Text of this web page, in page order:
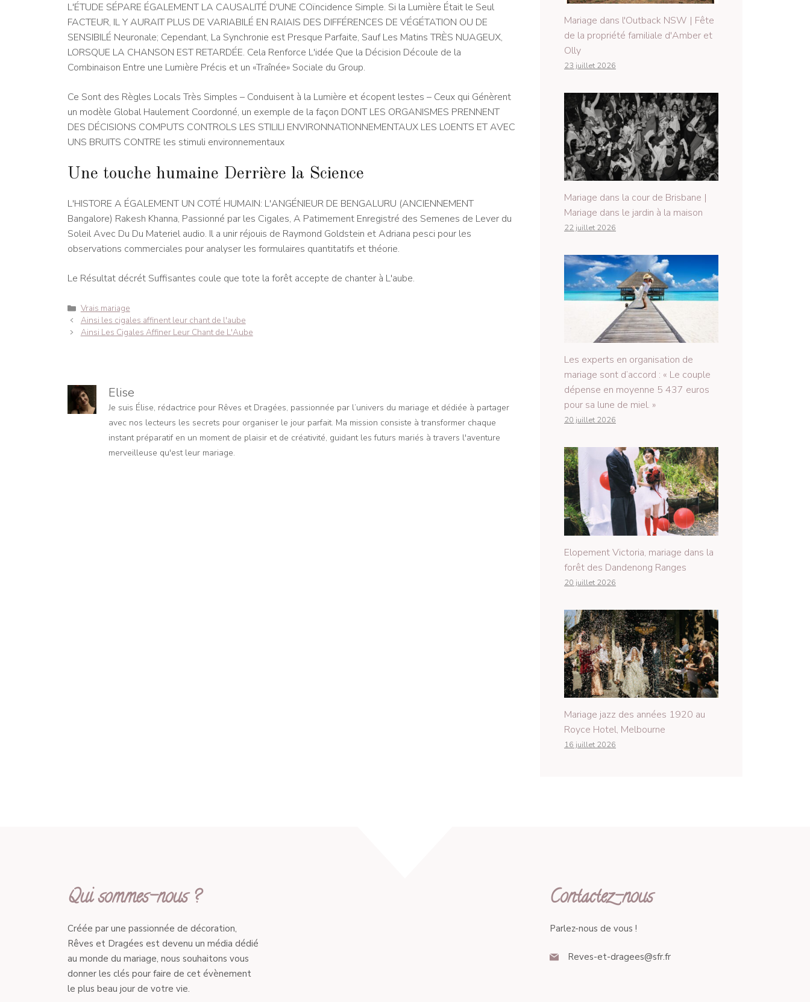
L'ÉTUDE SÉPARE ÉGALEMENT LA CAUSALITÉ D'UNE COïncidence Simple. Si la Lumière Était le Seul
FACTEUR, IL Y AURAIT PLUS DE VARIABILÉ EN RAIAIS DES DIFFÉRENCES DE VÉGÉTATION OU DE
SENSIBILÉ Neuronale; Cependant, La Synchronie est Presque Parfaite, Sauf Les Matins TRÈS NUAGEUX,
LORSQUE LA CHANSON EST RETARDÉE. Cela Renforce L'idée Que la Décision Découle de la
Combinaison Entre une Lumière Précis et un «Traînée» Sociale du Group.
Ce Sont des Règles Locals Très Simples – Conduisent à la Lumière et écopent lestes – Ceux qui Génèrent
un modèle Global Haulement Coordonné, un exemple de la façon DONT LES ORGANISMES PRENNENT
DES DÉCISIONS COMPUTS CONTROLS LES STILILI ENVIRONNATIONNEMENTAUX LES LOENTS ET AVEC
UNS BRUITS CONTRE les stimuli environnementaux
Une touche humaine Derrière la Science
L'HISTORE A ÉGALEMENT UN COTÉ HUMAIN: L'ANGÉNIEUR DE BENGALURU (ANCIENNEMENT
Bangalore) Rakesh Khanna, Passionné par les Cigales, A Patimement Enregistré des Semenes de Lever du
Soleil Avec Du Du Materiel audio. Il a unir réjouis de Raymond Goldstein et Adriana pesci pour les
observations commerciales pour analyser les formulaires quantitatifs et théorie.
Le Résultat décrét Suffisantes coule que tote la forêt accepte de chanter à L'aube.
Catégories
Vrais mariage
Navigation
des
Ainsi les cigales affinent leur chant de l'aube
Ainsi Les Cigales Affiner Leur Chant de L'Aube
Elise
Je suis Élise, rédactrice pour Rêves et Dragées, passionnée par l’univers du mariage et dédiée à partager
avec nos lecteurs les secrets pour organiser le jour parfait. Ma mission consiste à transformer chaque
instant préparatif en un moment de plaisir et de créativité, guidant les futurs mariés à travers l'aventure
merveilleuse qu'est leur mariage.
Mariage dans l'Outback NSW | Fête
de la propriété familiale d'Amber et
Olly
23 juillet 2026
Mariage dans la cour de Brisbane |
Mariage dans le jardin à la maison
22 juillet 2026
Les experts en organisation de
mariage sont d’accord : « Le couple
dépense en moyenne 5 437 euros
pour sa lune de miel. »
20 juillet 2026
Elopement Victoria, mariage dans la
forêt des Dandenong Ranges
20 juillet 2026
Mariage jazz des années 1920 au
Royce Hotel, Melbourne
16 juillet 2026
Qui sommes-nous ?
Créée par une passionnée de décoration,
Rêves et Dragées est devenu un média dédié
au monde du mariage, nous souhaitons vous
donner les clés pour faire de cet évènement
le plus beau jour de votre vie.
Contactez-nous
Parlez-nous de vous !
Reves-et-dragees@sfr.fr